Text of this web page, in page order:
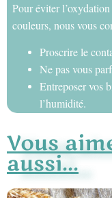
Pour éviter
couleurs, nous vous
Proscrire le
Ne pas vous
Entreposer vos
l’humidité.
Vous
aussi...